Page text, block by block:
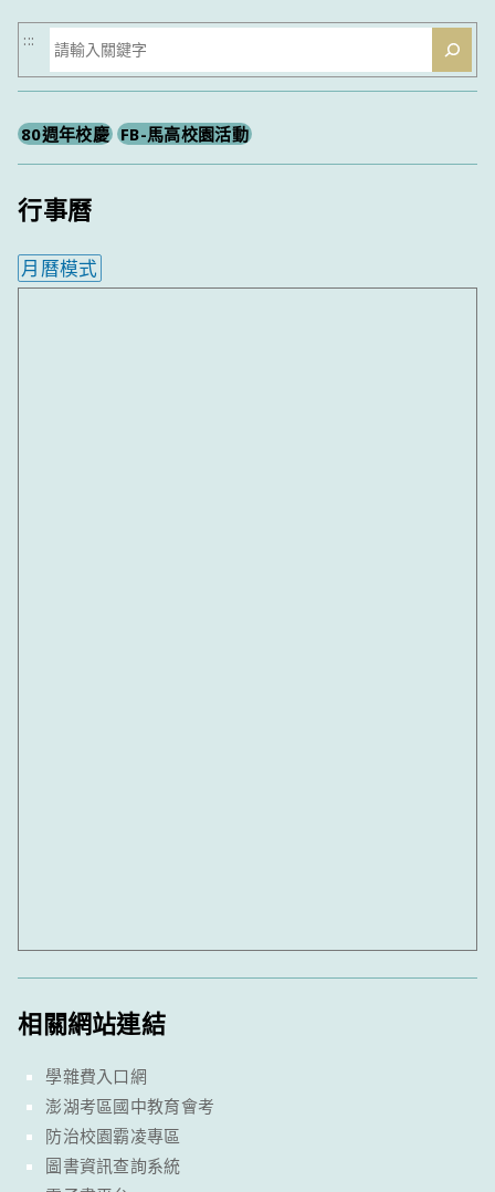
搜
尋
:::
80週年校慶 FB-馬高校園活動
行事曆
月曆模式
相關網站連結
學雜費入口網
澎湖考區國中教育會考
防治校園霸凌專區
圖書資訊查詢系統